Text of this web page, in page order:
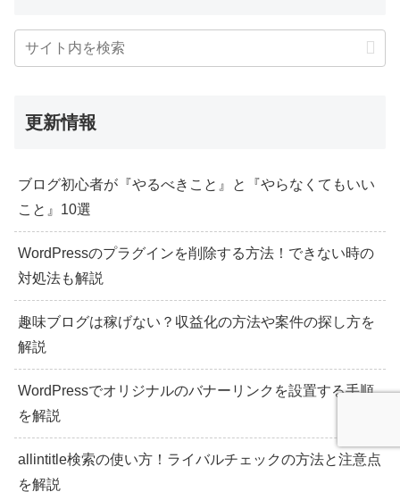
更新情報
ブログ初心者が『やるべきこと』と『やらなくてもいい
こと』10選
WordPressのプラグインを削除する方法！できない時の
対処法も解説
趣味ブログは稼げない？収益化の方法や案件の探し方を
解説
WordPressでオリジナルのバナーリンクを設置する手順
を解説
allintitle検索の使い方！ライバルチェックの方法と注意点
を解説